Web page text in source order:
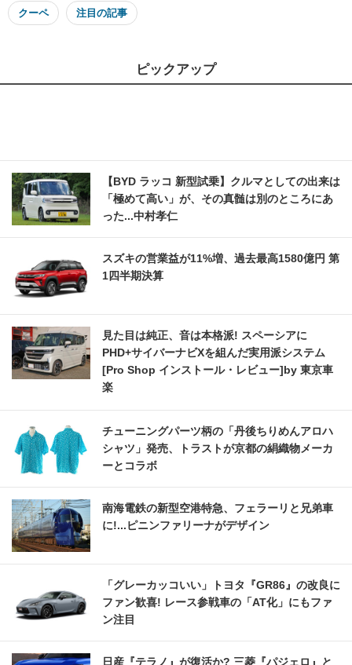
クーペ 注目の記事
ピックアップ
【BYD ラッコ 新型試乗】クルマとしての出来は
「極めて高い」が、その真髄は別のところにあ
った...中村孝仁
スズキの営業益が11%増、過去最高1580億円 第
1四半期決算
見た目は純正、音は本格派! スペーシアに
PHD+サイバーナビXを組んだ実用派システム
[Pro Shop インストール・レビュー]by 東京車
楽
チューニングパーツ柄の「丹後ちりめんアロハ
シャツ」発売、トラストが京都の絹織物メーカ
ーとコラボ
南海電鉄の新型空港特急、フェラーリと兄弟車
に!...ピニンファリーナがデザイン
「グレーカッコいい」トヨタ『GR86』の改良に
ファン歓喜! レース参戦車の「AT化」にもファ
ン注目
日産『テラノ』が復活か? 三菱『パジェロ』と